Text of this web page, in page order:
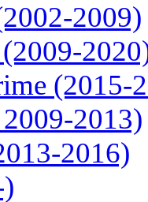
2009)
(2015-
2013)
2016)